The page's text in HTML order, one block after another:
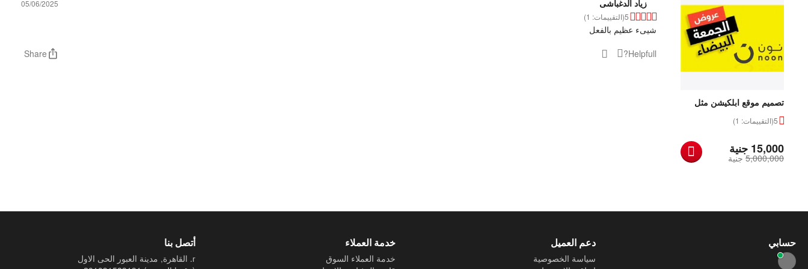
تصميم موقع ابلكيشن مثل
نون5(التقييمات: 1)
جنية 15,000
جنية‎5,000,000
زياد الدغباشى
05/06/2025
5(التقييمات: 1)
شيىء عظيم بالفعل
Helpfull?
Share
حسابي دعم العميل
سياسة الخصوصية
خدمة العملاء
خدمة العملاء السوق
أتصل بنا
г. القاهرة, مدينة العبور الحى الاول